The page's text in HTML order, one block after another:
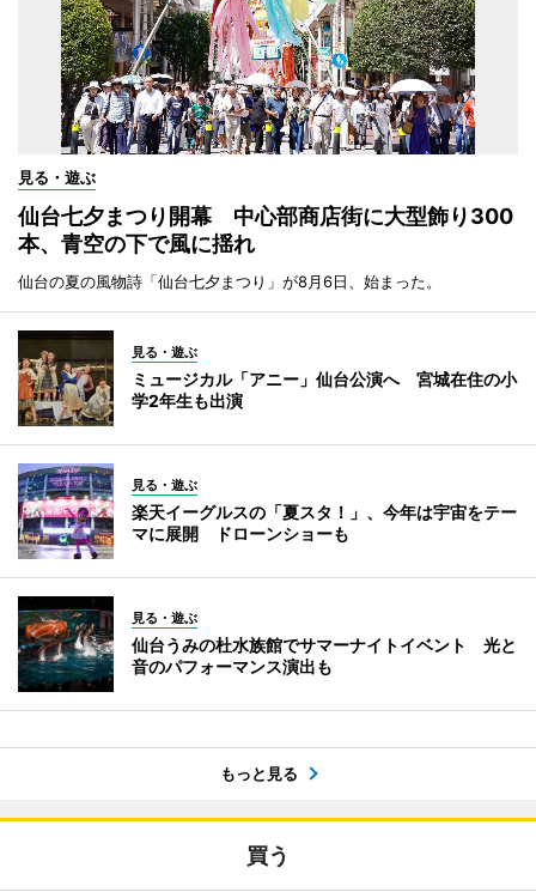
見る・遊ぶ
仙台七夕まつり開幕 中心部商店街に大型飾り300
本、青空の下で風に揺れ
仙台の夏の風物詩「仙台七夕まつり」が8月6日、始まった。
見る・遊ぶ
ミュージカル「アニー」仙台公演へ 宮城在住の小
学2年生も出演
見る・遊ぶ
楽天イーグルスの「夏スタ！」、今年は宇宙をテー
マに展開 ドローンショーも
見る・遊ぶ
仙台うみの杜水族館でサマーナイトイベント 光と
音のパフォーマンス演出も
もっと見る
買う